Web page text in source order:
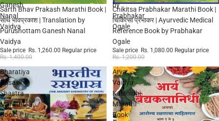
Ganesh
Nanal
Vaidya
Sale
Sarth Bhav Prakash Marathi Book |
सार्थ भावप्रकाश | Translation by
Purushottam Ganesh Nanal
Vaidya
Sale price Rs. 1,260.00 Regular price
Rs. 1,400.00
by
Prabhakar
Ogale
Sale
Chikitsa Prabhakar Marathi Book |
चिकित्सा प्रभाकर | Ayurvedic Medical
Reference Book by Prabhakar
Ogale
Sale price Rs. 1,080.00 Regular price
Rs. 1,200.00
Bharatiya
Rasa
Shastra
Marathi
Book
Arya
Vaidya
Kalanidhi
Marathi
Book